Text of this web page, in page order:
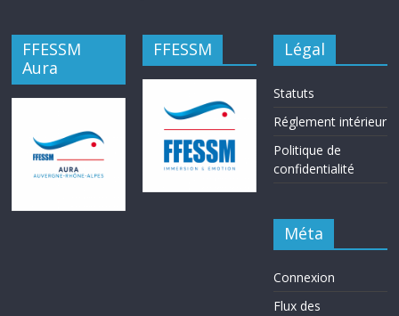
FFESSM
Aura
FFESSM Légal
Statuts
Réglement intérieur
Politique de
confidentialité
Méta
Connexion
Flux des